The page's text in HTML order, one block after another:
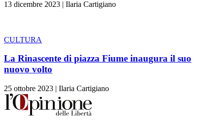
13 dicembre 2023 | Ilaria Cartigiano
CULTURA
La Rinascente di piazza Fiume inaugura il suo
nuovo volto
25 ottobre 2023 | Ilaria Cartigiano